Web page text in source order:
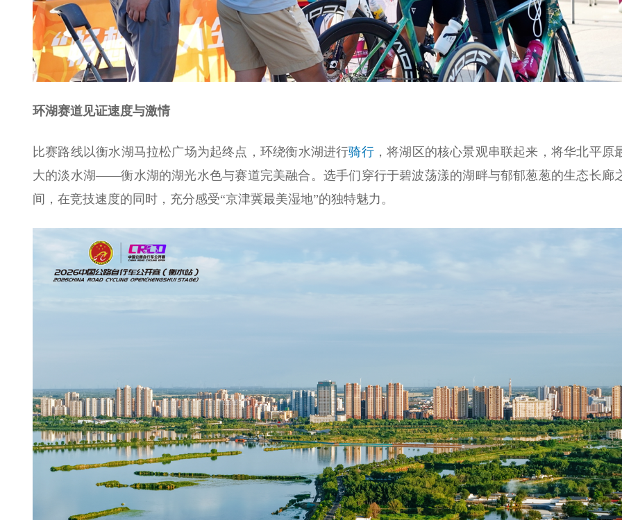
环湖赛道见证速度与激情
比赛路线以衡水湖马拉松广场为起终点，环绕衡水湖进行骑行，将湖区的核心景观串联起来，将华北平原
大的淡水湖——衡水湖的湖光水色与赛道完美融合。选手们穿行于碧波荡漾的湖畔与郁郁葱葱的生态长廊
间，在竞技速度的同时，充分感受“京津冀最美湿地”的独特魅力。